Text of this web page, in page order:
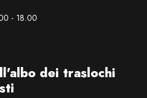
- 18.00
dei traslochi